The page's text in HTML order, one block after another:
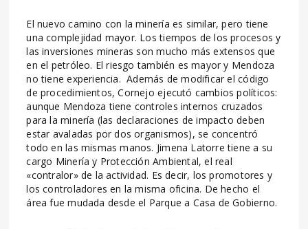
El nuevo camino con la minería es similar, pero tiene
una complejidad mayor. Los tiempos de los procesos y
las inversiones mineras son mucho más extensos que
en el petróleo. El riesgo también es mayor y Mendoza
no tiene experiencia. Además de modificar el código
de procedimientos, Cornejo ejecutó cambios políticos:
aunque Mendoza tiene controles internos cruzados
para la minería (las declaraciones de impacto deben
estar avaladas por dos organismos), se concentró
todo en las mismas manos. Jimena Latorre tiene a su
cargo Minería y Protección Ambiental, el real
«contralor» de la actividad. Es decir, los promotores y
los controladores en la misma oficina. De hecho el
área fue mudada desde el Parque a Casa de Gobierno.